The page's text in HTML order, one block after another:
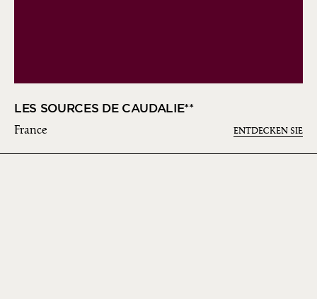
LES SOURCES DE CAUDALIE**
France ENTDECKEN SIE